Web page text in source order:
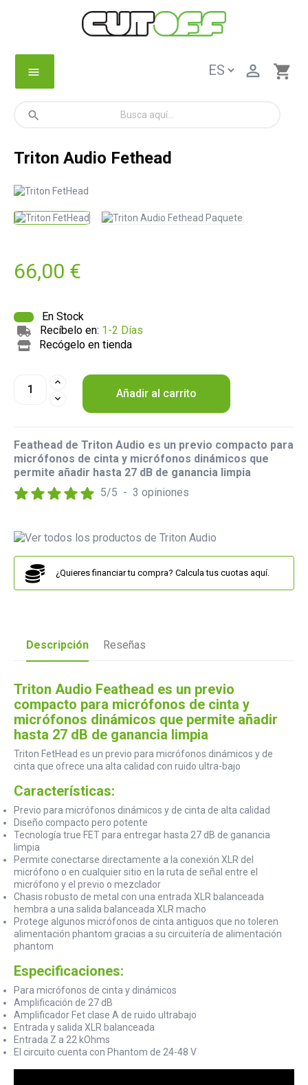
menu shopping_cart

search
Triton Audio Fethead
66,00 €
En Stock
Recíbelo en: 1-2 Días
Recógelo en tienda
Añadir al carrito
Feathead de Triton Audio es un previo compacto para
micrófonos de cinta y micrófonos dinámicos que
permite añadir hasta 27 dB de ganancia limpia
5/5 - 3 opiniones
¿Quieres financiar tu compra? Calcula tus cuotas aquí.
Descripción Reseñas
Triton Audio Feathead es un previo
compacto para micrófonos de cinta y
micrófonos dinámicos que permite añadir
hasta 27 dB de ganancia limpia
Triton FetHead es un previo para micrófonos dinámicos y de
cinta que ofrece una alta calidad con ruido ultra-bajo
Características:
Previo para micrófonos dinámicos y de cinta de alta calidad
Diseño compacto pero potente
Tecnología true FET para entregar hasta 27 dB de ganancia
limpia
Permite conectarse directamente a la conexión XLR del
micrófono o en cualquier sitio en la ruta de señal entre el
micrófono y el previo o mezclador
Chasis robusto de metal con una entrada XLR balanceada
hembra a una salida balanceada XLR macho
Protege algunos micrófonos de cinta antiguos que no toleren
alimentación phantom gracias a su circuitería de alimentación
phantom
Especificaciones:
Para micrófonos de cinta y dinámicos
Amplificación de 27 dB
Amplificador Fet clase A de ruido ultrabajo
Entrada y salida XLR balanceada
Entrada Z a 22 kOhms
El circuito cuenta con Phantom de 24-48 V